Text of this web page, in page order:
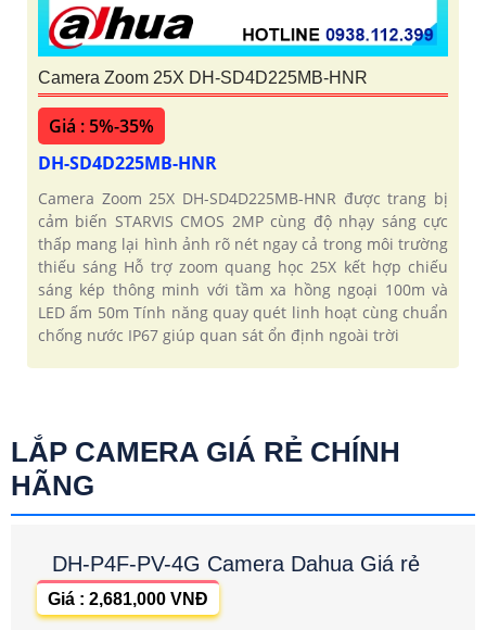
Camera Zoom 25X DH-SD4D225MB-HNR
Giá : 5%-35%
DH-SD4D225MB-HNR
Camera Zoom 25X DH-SD4D225MB-HNR được trang bị
cảm biến STARVIS CMOS 2MP cùng độ nhạy sáng cực
thấp mang lại hình ảnh rõ nét ngay cả trong môi trường
thiếu sáng Hỗ trợ zoom quang học 25X kết hợp chiếu
sáng kép thông minh với tầm xa hồng ngoại 100m và
LED ấm 50m Tính năng quay quét linh hoạt cùng chuẩn
chống nước IP67 giúp quan sát ổn định ngoài trời
LẮP CAMERA GIÁ RẺ CHÍNH
HÃNG
DH-P4F-PV-4G Camera Dahua Giá rẻ
Giá : 2,681,000 VNĐ